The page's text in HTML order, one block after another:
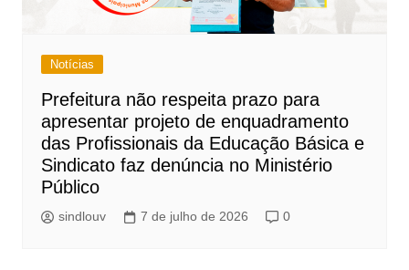
Notícias
Prefeitura não respeita prazo para
apresentar projeto de enquadramento
das Profissionais da Educação Básica e
Sindicato faz denúncia no Ministério
Público
sindlouv 7 de julho de 2026 0